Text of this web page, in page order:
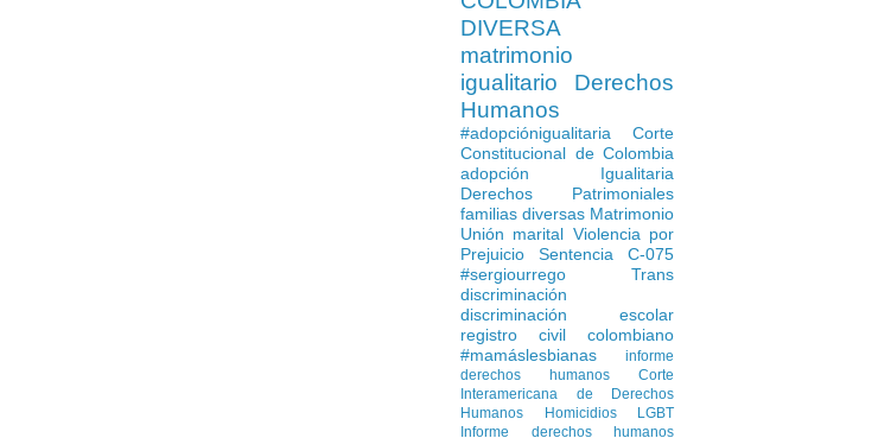
DIVERSA
matrimonio
igualitario
Derechos
Humanos
#adopciónigualitaria
Corte
Constitucional de Colombia
adopción Igualitaria
Derechos Patrimoniales
familias diversas Matrimonio
Unión marital Violencia por
Prejuicio
Sentencia C-075
#sergiourrego
Trans
discriminación
discriminación escolar
registro civil colombiano
#mamáslesbianas
informe
derechos humanos
Corte
Interamericana de Derechos
Humanos
Homicidios LGBT
Informe derechos humanos